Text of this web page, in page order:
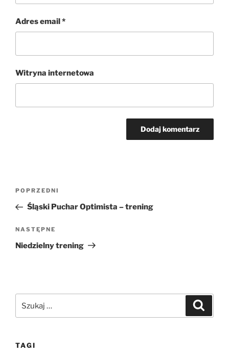
Adres email*
Witryna internetowa
Nawigacja
wpisu
Poprzedni
wpis
POPRZEDNI
Śląski Puchar Optimista – trening
Następny
wpis
NASTĘPNE
Niedzielny trening
TAGI